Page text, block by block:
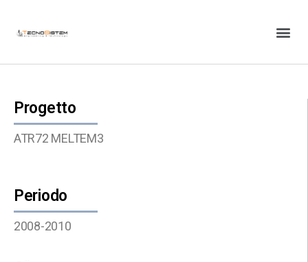
Progetto
ATR72 MELTEM3
Periodo
2008-2010